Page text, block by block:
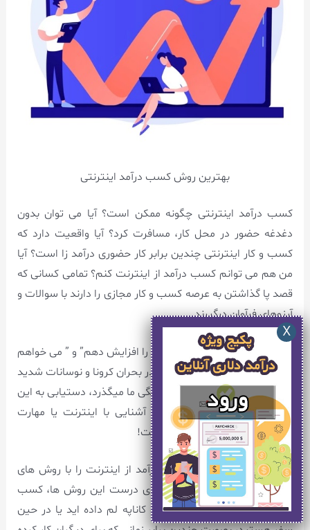
بهترین روش کسب درآمد اینترنتی
کسب درآمد اینترنتی چگونه ممکن است؟ آیا می توان بدون
دغدغه حضور در محل کار، مسافرت کرد؟ آیا واقعیت دارد که
کسب و کار اینترنتی چندین برابر کار حضوری درآمد زا است؟ آیا
من هم می توانم کسب درآمد از اینترنت کنم؟ تمامی کسانی که
قصد پا گذاشتن به عرصه کسب و کار مجازی را دارند با سوالات و
آرزوهای فرآوان درگیرند.
دو آرزوی ” من می خواهم درآمدم را افزایش دهم” و ” می خواهم
درآمدم را در آینده تضمین کنم” در بحران کرونا و نوسانات شدید
اقتصادی، تقریبا از دل و ذهن همگی ما میگذرد، دستیابی به این
دو آرزو حتی برای مبتدیانی که آشنایی با اینترنت یا مهارت
خاصی ندارند، هم ممکن شده است!
مرحله به مرحله رازهای کسب درآمد از اینترنت را با روش های
گیرا، فاش می کنیم. شما با اجرای درست این روش ها، کسب
درآمد اینترنتی را در حالیکه روی کاناپه لم داده اید یا در حین